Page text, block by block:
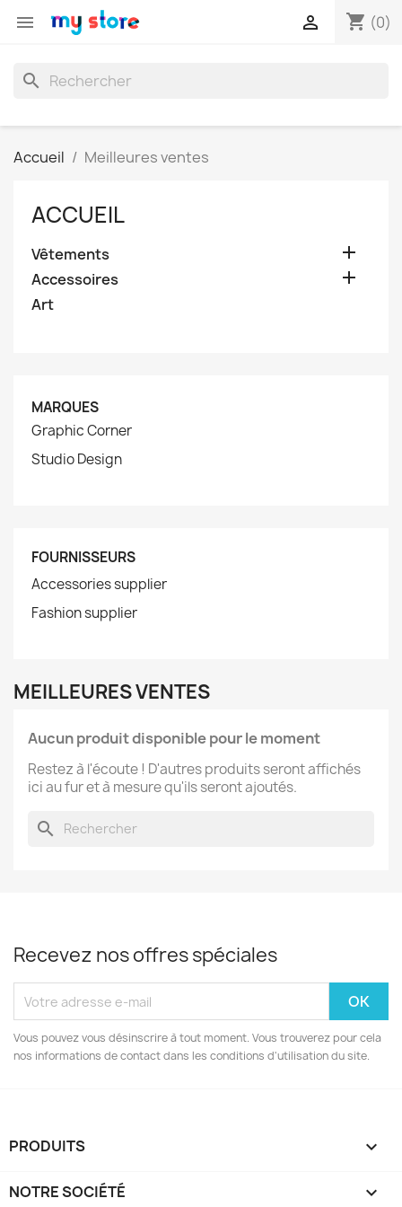
 shopping_cart (0)

search
Accueil Meilleures ventes
ACCUEIL
Vêtements 
Accessoires 
Art
MARQUES
Graphic Corner
Studio Design
FOURNISSEURS
Accessories supplier
Fashion supplier
MEILLEURES VENTES
Aucun produit disponible pour le moment
Restez à l'écoute ! D'autres produits seront affichés
ici au fur et à mesure qu'ils seront ajoutés.
search
Recevez nos offres spéciales
Vous pouvez vous désinscrire à tout moment. Vous trouverez pour cela
nos informations de contact dans les conditions d'utilisation du site.
PRODUITS 
NOTRE SOCIÉTÉ 